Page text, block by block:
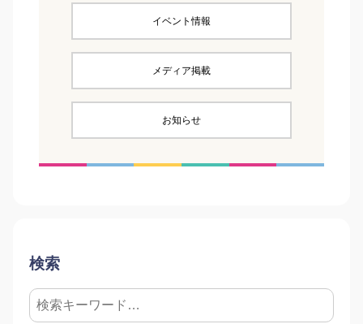
イベント情報
メディア掲載
お知らせ
検索